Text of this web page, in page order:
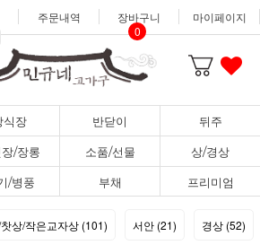
주문내역
장바구니
0
마이페이지
식장 반닫이 뒤주
/장롱 소품/선물 상/경상
/병풍 부채 프리미엄
상/작은교자상 (101) 서안 (21) 경상 (52)